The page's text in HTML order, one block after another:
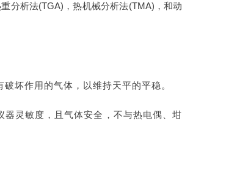
分析法(TGA)，热机械分析法(TMA)，和动
坏作用的气体，以维持天平的平稳。
灵敏度，且气体安全，不与热电偶、坩埚